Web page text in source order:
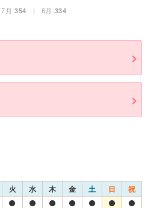
月:354 | 6月:334
火 水 木 金 土 日 祝